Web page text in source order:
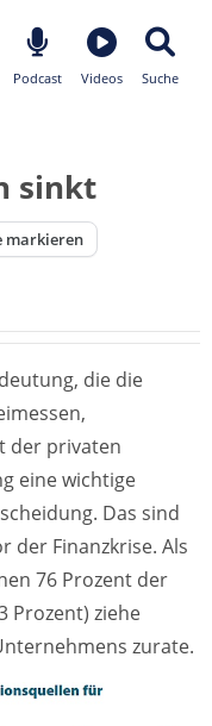
Podcast Videos Suche
sinkt
markieren
die die
der privaten
eine wichtige
Das sind
der Finanzkrise. Als
76 Prozent der
Prozent) ziehe
zurate.